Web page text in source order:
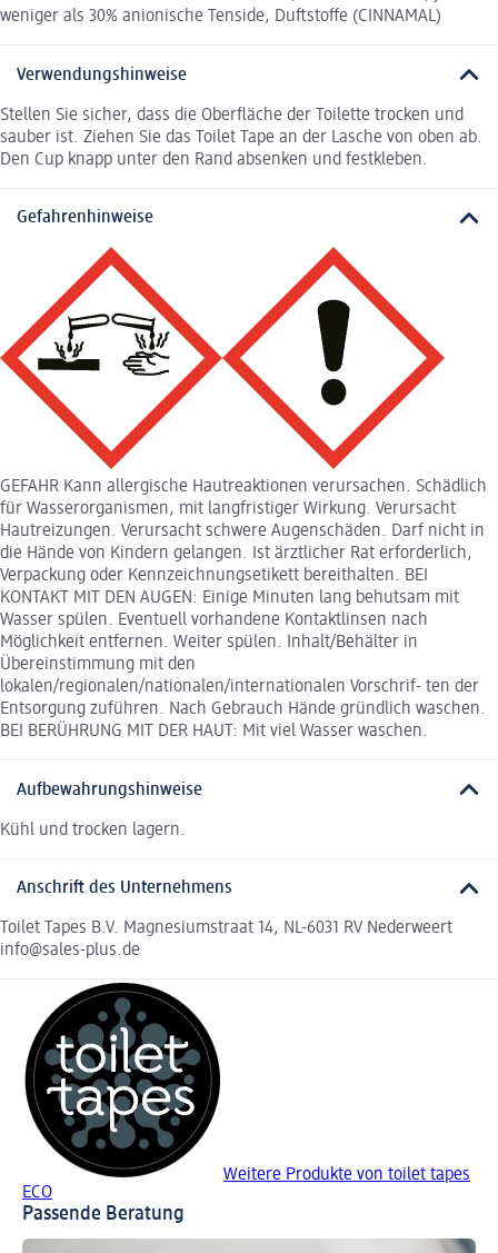
weniger als 30% anionische Tenside, Duftstoffe (CINNAMAL)
Verwendungshinweise
Stellen Sie sicher, dass die Oberfläche der Toilette trocken und
sauber ist. Ziehen Sie das Toilet Tape an der Lasche von oben ab.
Den Cup knapp unter den Rand absenken und festkleben.
Gefahrenhinweise
GEFAHR Kann allergische Hautreaktionen verursachen. Schädlich
für Wasserorganismen, mit langfristiger Wirkung. Verursacht
Hautreizungen. Verursacht schwere Augenschäden. Darf nicht in
die Hände von Kindern gelangen. Ist ärztlicher Rat erforderlich,
Verpackung oder Kennzeichnungsetikett bereithalten. BEI
KONTAKT MIT DEN AUGEN: Einige Minuten lang behutsam mit
Wasser spülen. Eventuell vorhandene Kontaktlinsen nach
Möglichkeit entfernen. Weiter spülen. Inhalt/Behälter in
Übereinstimmung mit den
lokalen/regionalen/nationalen/internationalen Vorschrif- ten der
Entsorgung zuführen. Nach Gebrauch Hände gründlich waschen.
BEI BERÜHRUNG MIT DER HAUT: Mit viel Wasser waschen.
Aufbewahrungshinweise
Kühl und trocken lagern.
Anschrift des Unternehmens
Toilet Tapes B.V. Magnesiumstraat 14, NL-6031 RV Nederweert
info@sales-plus.de
Weitere Produkte von toilet tapes
ECO
Passende Beratung